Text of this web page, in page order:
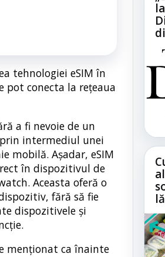
tehnologiei eSIM în
pot conecta la rețeaua
a fi nevoie de un
intermediul unei
mobilă. Așadar, eSIM
în dispozitivul de
Aceasta oferă o
fără să fie
dispozitivele și
menționat ca înainte